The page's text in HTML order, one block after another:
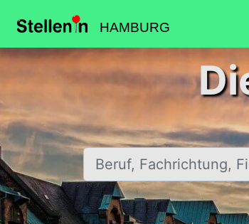
HAMBURG
Beruf, Fachrichtung, Firma